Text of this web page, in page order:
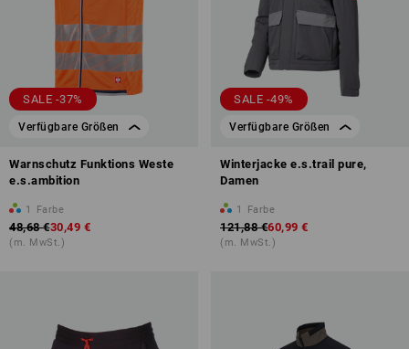
SALE -37%
Verfügbare Größen
Warnschutz Funktions Weste
e.s.ambition
1 Farbe
48,68 €30,49 €
(m. MwSt.)
SALE -49%
Verfügbare Größen
Winterjacke e.s.trail pure,
Damen
1 Farbe
121,88 €60,99 €
(m. MwSt.)